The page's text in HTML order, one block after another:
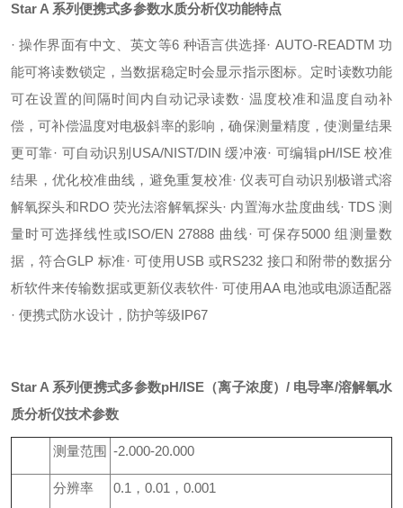
Star A 系列便携式多参数水质分析仪功能特点
· 操作界面有中文、英文等6 种语言供选择· AUTO-READTM 功
能可将读数锁定，当数据稳定时会显示指示图标。定时读数功能
可在设置的间隔时间内自动记录读数· 温度校准和温度自动补
偿，可补偿温度对电极斜率的影响，确保测量精度，使测量结果
更可靠· 可自动识别USA/NIST/DIN 缓冲液· 可编辑pH/ISE 校准
结果，优化校准曲线，避免重复校准· 仪表可自动识别极谱式溶
解氧探头和RDO 荧光法溶解氧探头· 内置海水盐度曲线· TDS 测
量时可选择线性或ISO/EN 27888 曲线· 可保存5000 组测量数
据，符合GLP 标准· 可使用USB 或RS232 接口和附带的数据分
析软件来传输数据或更新仪表软件· 可使用AA 电池或电源适配器
· 便携式防水设计，防护等级IP67
Star A 系列便携式多参数pH/ISE（离子浓度）/ 电导率/溶解氧水
质分析仪技术参数
测量范围 -2.000-20.000
分辨率 0.1 ，0.01 ，0.001